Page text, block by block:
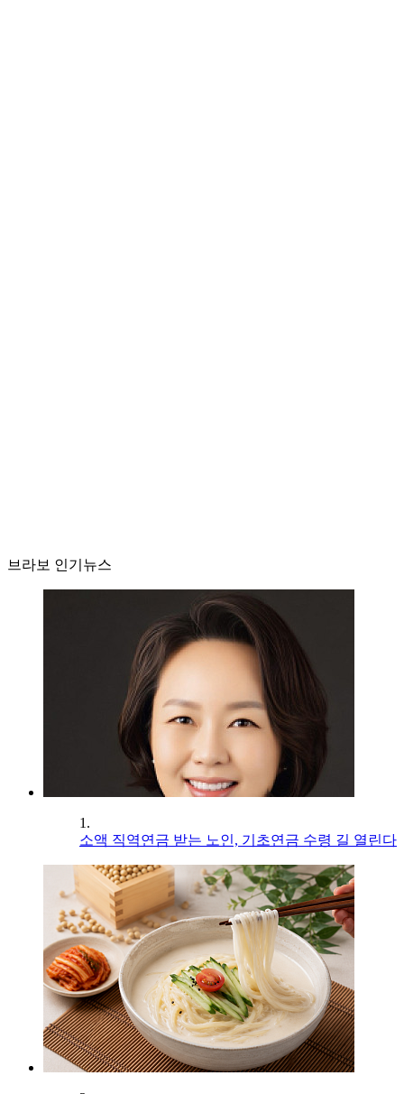
브라보 인기뉴스
1.
소액 직역연금 받는 노인, 기초연금 수령 길 열린다